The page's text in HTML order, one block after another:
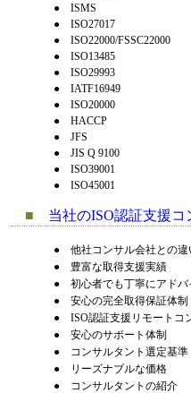
● ISMS
● ISO27017
● ISO22000/FSSC22000
● ISO13485
● ISO29993
● IATF16949
● ISO20000
● HACCP
● JFS
● JIS Q 9100
● ISO39001
● ISO45001
■ 当社のISO認証支援
● 他社コンサル会社との違
● 豊富な取得支援実績
● 初心者でも丁寧にアドバ
● 安心の完全取得保証体制
● ISO認証支援リモートコ
● 安心のサポート体制
●
コンサルタント選定基準
●
リーズナブルな価格
●
コンサルタントの紹介